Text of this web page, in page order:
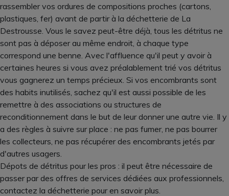
rassembler vos ordures de compositions proches (cartons,
plastiques, fer) avant de partir à la déchetterie de La
Destrousse. Vous le savez peut-être déjà, tous les détritus ne
sont pas à déposer au même endroit, à chaque type
correspond une benne. Avec l'affluence qu'il peut y avoir à
certaines heures si vous avez préalablement trié vos détritus
vous gagnerez un temps précieux. Si vos encombrants sont
des habits inutilisés, sachez qu'il est aussi possible de les
remettre à des associations ou structures de
reconditionnement dans le but de leur donner une autre vie. Il y
a des règles à suivre sur place : ne pas fumer, ne pas bourrer
les collecteurs, ne pas récupérer des encombrants jetés par
d'autres usagers.
Dépots de détritus pour les pros : il peut être nécessaire de
passer par des offres de services dédiées aux professionnels,
contactez la déchetterie pour en savoir plus.